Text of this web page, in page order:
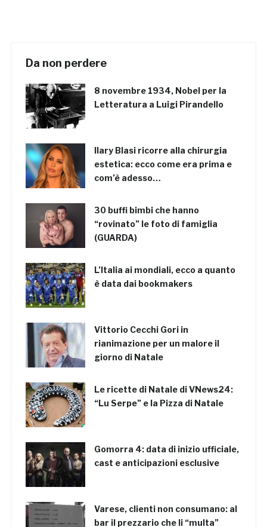
Da non perdere
8 novembre 1934, Nobel per la
Letteratura a Luigi Pirandello
Ilary Blasi ricorre alla chirurgia
estetica: ecco come era prima e
com’è adesso…
30 buffi bimbi che hanno
“rovinato” le foto di famiglia
(GUARDA)
L’Italia ai mondiali, ecco a quanto
è data dai bookmakers
Vittorio Cecchi Gori in
rianimazione per un malore il
giorno di Natale
Le ricette di Natale di VNews24:
“Lu Serpe” e la Pizza di Natale
Gomorra 4: data di inizio ufficiale,
cast e anticipazioni esclusive
Varese, clienti non consumano: al
bar il prezzario che li “multa”